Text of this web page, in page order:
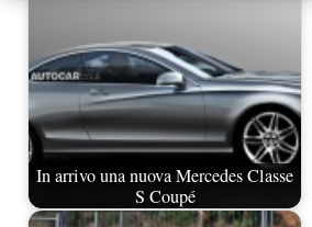
In arrivo una nuova Mercedes Classe
S Coupé